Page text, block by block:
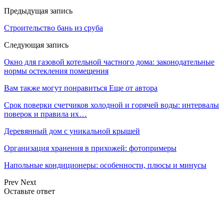
Предыдущая запись
Строительство бань из сруба
Следующая запись
Окно для газовой котельной частного дома: законодательные
нормы остекления помещения
Вам также могут понравиться Еще от автора
Срок поверки счетчиков холодной и горячей воды: интервалы
поверок и правила их…
Деревянный дом с уникальной крышей
Организация хранения в прихожей: фотопримеры
Напольные кондиционеры: особенности, плюсы и минусы
Prev Next
Оставьте ответ